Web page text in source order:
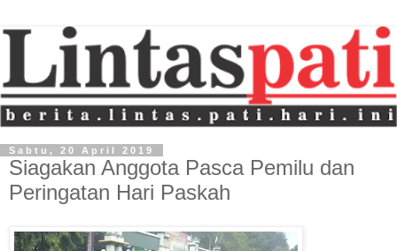
Sabtu, 20 April 2019
Siagakan Anggota Pasca Pemilu dan
Peringatan Hari Paskah